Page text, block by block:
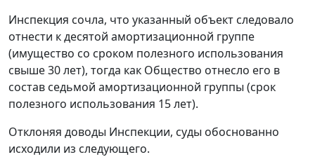
Инспекция сочла, что указанный объект следовало
отнести к десятой амортизационной группе
(имущество со сроком полезного использования
свыше 30 лет), тогда как Общество отнесло его в
состав седьмой амортизационной группы (срок
полезного использования 15 лет).
Отклоняя доводы Инспекции, суды обоснованно
исходили из следующего.